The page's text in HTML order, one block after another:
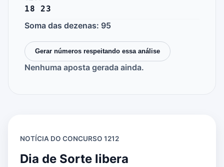
18 23
Soma das dezenas: 95
Gerar números respeitando essa análise
Nenhuma aposta gerada ainda.
NOTÍCIA DO CONCURSO 1212
Dia de Sorte libera